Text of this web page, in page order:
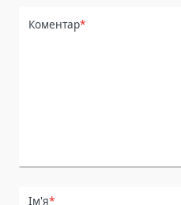
Коментар*
Ім'я*